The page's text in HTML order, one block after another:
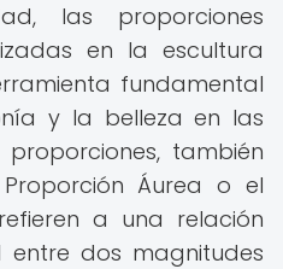
las proporciones
en la escultura
fundamental
y la belleza en las
también
Áurea o el
a una relación
dos magnitudes